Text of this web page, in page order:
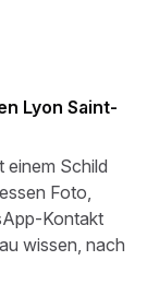
Lyon Saint-
einem Schild
Foto,
Kontakt
wissen, nach